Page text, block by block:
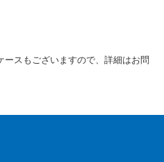
スもございますので、詳細はお問